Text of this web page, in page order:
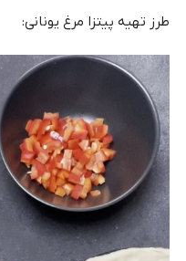
طرز تهیه پیتزا مرغ یونانی: